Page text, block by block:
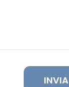
INVIA